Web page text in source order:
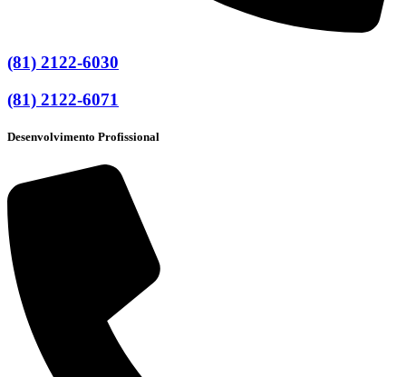
(81) 2122-6030
(81) 2122-6071
Desenvolvimento Profissional